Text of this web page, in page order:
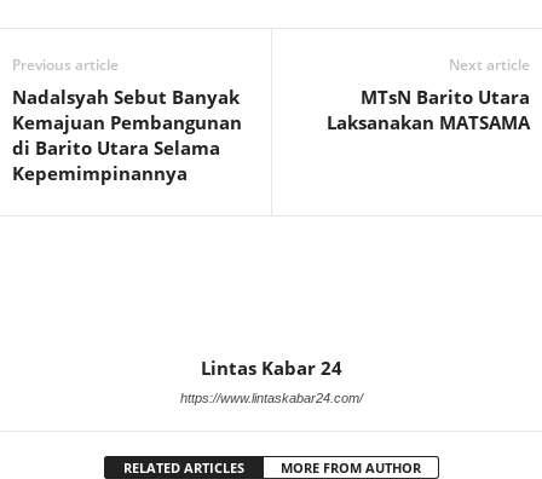
Previous article
Nadalsyah Sebut Banyak
Kemajuan Pembangunan
di Barito Utara Selama
Kepemimpinannya
Next article
MTsN Barito Utara
Laksanakan MATSAMA
Lintas Kabar 24
https://www.lintaskabar24.com/
RELATED ARTICLES MORE FROM AUTHOR